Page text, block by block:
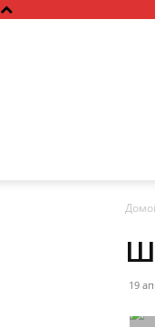
19